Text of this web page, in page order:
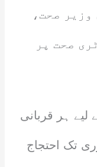
صحت،
صحت پر
ہر قربانی
تک احتجاج